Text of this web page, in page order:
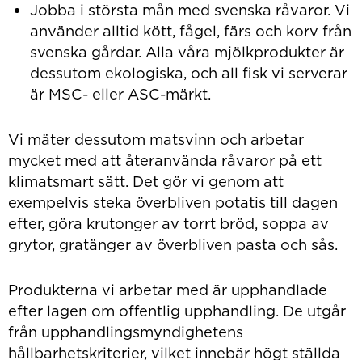
Jobba i största mån med svenska råvaror. Vi
använder alltid kött, fågel, färs och korv från
svenska gårdar. Alla våra mjölkprodukter är
dessutom ekologiska, och all fisk vi serverar
är MSC- eller ASC-märkt.
Vi mäter dessutom matsvinn och arbetar
mycket med att återanvända råvaror på ett
klimatsmart sätt. Det gör vi genom att
exempelvis steka överbliven potatis till dagen
efter, göra krutonger av torrt bröd, soppa av
grytor, gratänger av överbliven pasta och sås.
Produkterna vi arbetar med är upphandlade
efter lagen om offentlig upphandling. De utgår
från upphandlingsmyndighetens
hållbarhetskriterier, vilket innebär högt ställda